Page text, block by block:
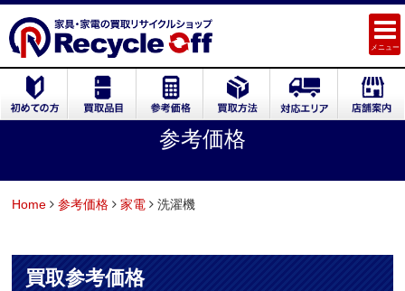
メニュー
参考価格
Home 参考価格 家電 洗濯機
買取参考価格